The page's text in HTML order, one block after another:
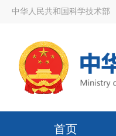
中华人民共和国科学技术部
首页